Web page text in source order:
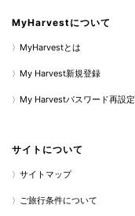
MyHarvestについて
MyHarvestとは
My Harvest新規登録
My Harvestパスワード再設定
サイトについて
サイトマップ
ご旅行条件について